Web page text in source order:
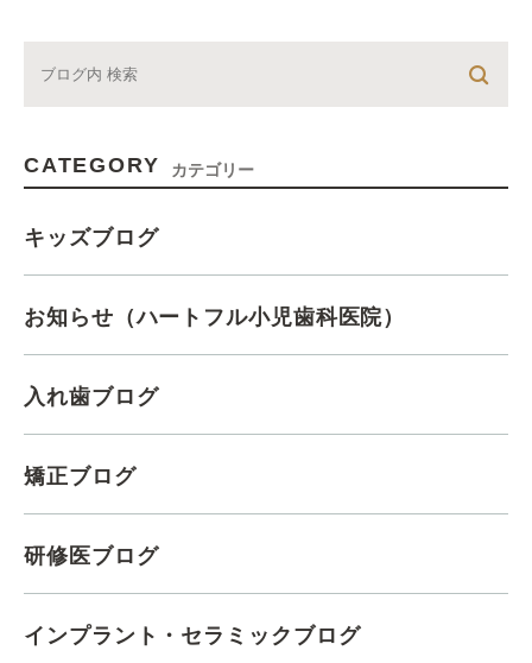
CATEGORY カテゴリー
キッズブログ
お知らせ（ハートフル小児歯科医院）
入れ歯ブログ
矯正ブログ
研修医ブログ
インプラント・セラミックブログ